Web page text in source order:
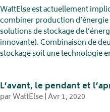
WattElse est actuellement
combiner production
solutions de stockage de
innovante). Combinaison de
stockage soit une technologie
L’avant, le pendant et
parWattElse|Avr 1, 2020